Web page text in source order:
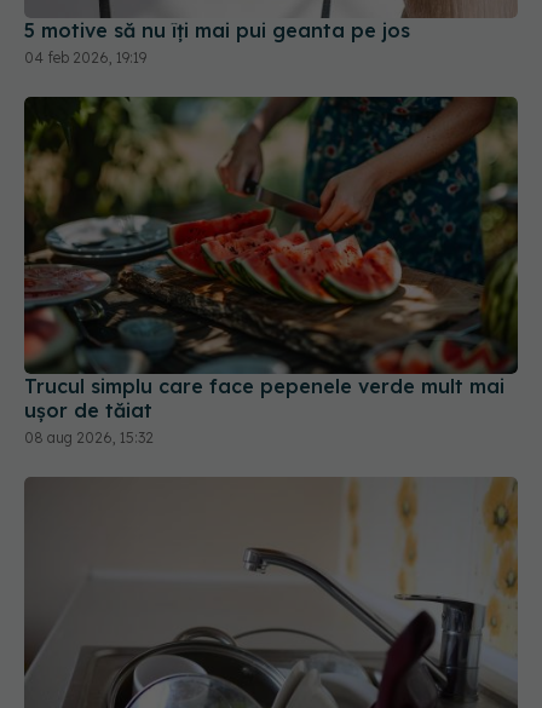
5 motive să nu îți mai pui geanta pe jos
04 feb 2026, 19:19
Trucul simplu care face pepenele verde mult mai
ușor de tăiat
08 aug 2026, 15:32